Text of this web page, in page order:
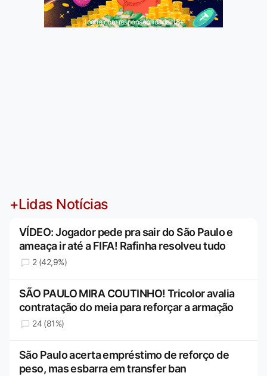
Jogue com responsabilidade. 18+
+Lidas Notícias
VÍDEO: Jogador pede pra sair do São Paulo e
ameaça ir até a FIFA! Rafinha resolveu tudo
2 (42,9%)
SÃO PAULO MIRA COUTINHO! Tricolor avalia
contratação do meia para reforçar a armação
24 (81%)
São Paulo acerta empréstimo de reforço de
peso, mas esbarra em transfer ban